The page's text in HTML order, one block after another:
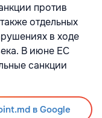
против
отдельных
в ходе
В июне ЕС
санкции
в Google